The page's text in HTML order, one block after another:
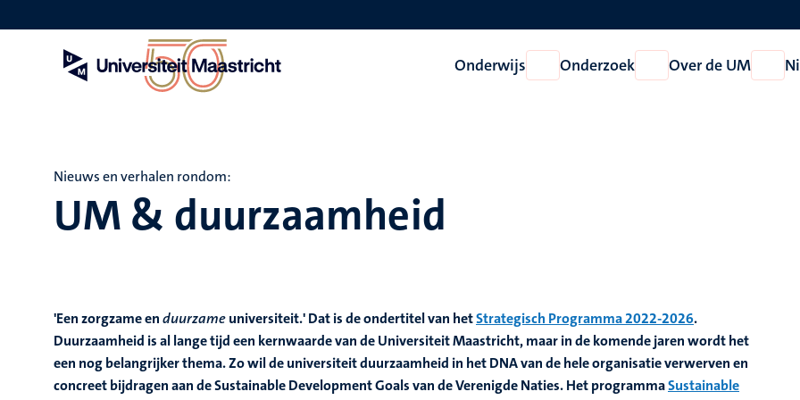
en
Onderwijs
Open
Onderwijs
Onderzoek
Open
Onderzoek
Over de UM
Open
Over
UM & duurzaamheid
Nieuws en verhalen rondom:
'Een zorgzame enduurzameuniversiteit.' Dat is de ondertitel van hetStrategisch Programma 2022-2026.
Duurzaamheid is al lange tijd een kernwaarde van de Universiteit Maastricht, maar in de komende jaren wordt het
een nog belangrijker thema. Zo wil de universiteit duurzaamheid in het DNA van de hele organisatie verwerven en
concreet bijdragen aan de Sustainable Development Goals van de Verenigde Naties. Het programmaSustainable